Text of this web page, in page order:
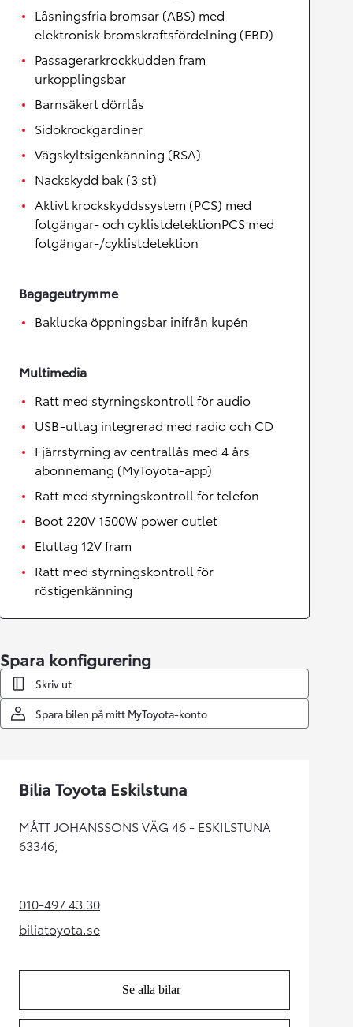
Låsningsfria bromsar (ABS) med
elektronisk bromskraftsfördelning (EBD)
Passagerarkrockkudden fram
urkopplingsbar
Barnsäkert dörrlås
Sidokrockgardiner
Vägskyltsigenkänning (RSA)
Nackskydd bak (3 st)
Aktivt krockskyddssystem (PCS) med
fotgängar- och cyklistdetektionPCS med
fotgängar-/cyklistdetektion
Bagageutrymme
Baklucka öppningsbar inifrån kupén
Multimedia
Ratt med styrningskontroll för audio
USB-uttag integrerad med radio och CD
Fjärrstyrning av centrallås med 4 års
abonnemang (MyToyota-app)
Ratt med styrningskontroll för telefon
Boot 220V 1500W power outlet
Eluttag 12V fram
Ratt med styrningskontroll för
röstigenkänning
Spara konfigurering
Skriv ut
Spara bilen på mitt MyToyota-konto
Bilia Toyota Eskilstuna
MÅTT JOHANSSONS VÄG 46 - ESKILSTUNA
63346,
010-497 43 30(Opens in new tab)
biliatoyota.se(Opens in new tab)
Se alla bilar
(Opens in new tab)